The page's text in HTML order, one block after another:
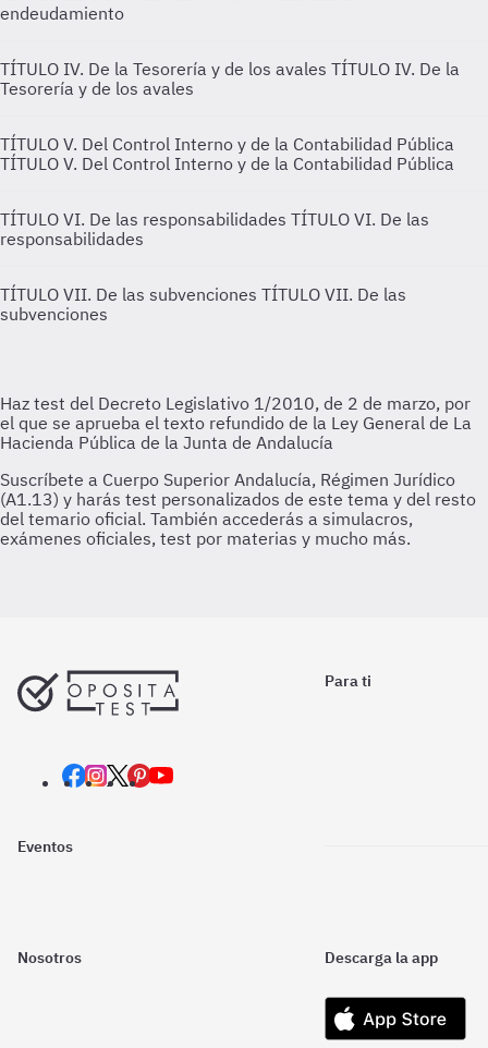
endeudamiento
TÍTULO IV. De la Tesorería y de los avales TÍTULO IV. De la
Tesorería y de los avales
TÍTULO V. Del Control Interno y de la Contabilidad Pública
TÍTULO V. Del Control Interno y de la Contabilidad Pública
TÍTULO VI. De las responsabilidades TÍTULO VI. De las
responsabilidades
TÍTULO VII. De las subvenciones TÍTULO VII. De las
subvenciones
Para ti
Eventos
Nosotros Descarga la app